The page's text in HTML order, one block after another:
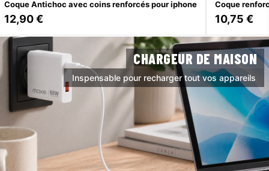
Coque Antichoc avec coins renforcés pour iphone
12,90 € 10,75 €
CHARGEUR DE MAISON
Inspensable pour recharger tout vos appareils